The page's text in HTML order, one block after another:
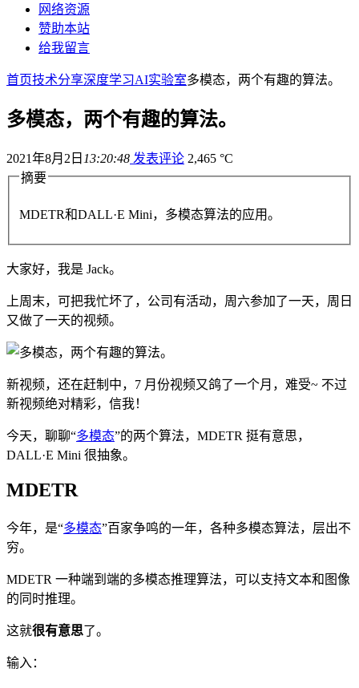
网络资源
赞助本站
给我留言
首页技术分享深度学习AI实验室多模态，两个有趣的算法。
多模态，两个有趣的算法。
2021年8月2日 13:20:48 发表评论 2,465 °C
摘要
MDETR和DALL·E Mini，多模态算法的应用。
大家好，我是 Jack。
上周末，可把我忙坏了，公司有活动，周六参加了一天，周日
又做了一天的视频。
新视频，还在赶制中，7 月份视频又鸽了一个月，难受~ 不过
新视频绝对精彩，信我！
今天，聊聊“多模态”的两个算法，MDETR 挺有意思，
DALL·E Mini 很抽象。
MDETR
今年，是“多模态”百家争鸣的一年，各种多模态算法，层出不
穷。
MDETR 一种端到端的多模态推理算法，可以支持文本和图像
的同时推理。
这就很有意思了。
输入：